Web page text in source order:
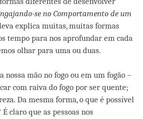
se no Comportamento de um
explica muitas, muitas formas
tempo para nos aprofundar em cada
olhar para uma ou duas.
nossa mão no fogo ou em um fogão –
com raiva do fogo por ser quente;
Da mesma forma, o que é possível
claro que as pessoas nos